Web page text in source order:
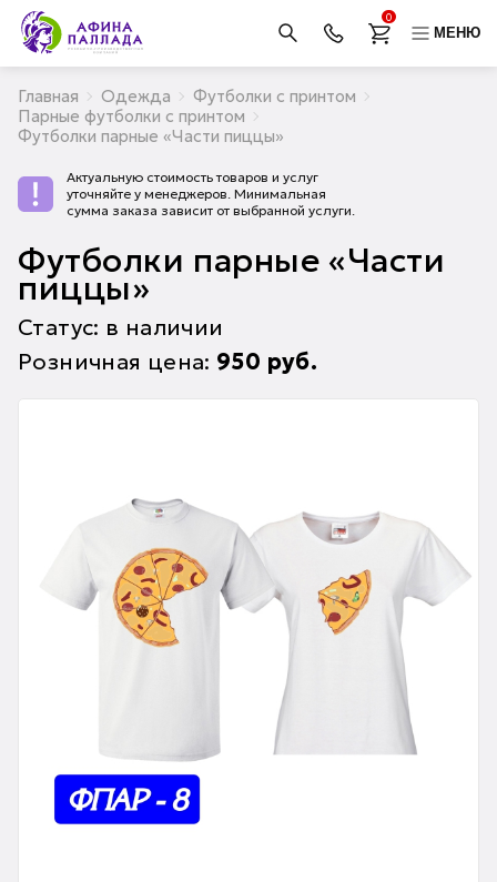
0
МЕНЮ
Главная Одежда
Футболки с принтом
Парные футболки с принтом
Футболки парные «Части пиццы»
Актуальную стоимость товаров и услуг
уточняйте у менеджеров. Минимальная
сумма заказа зависит от выбранной услуги.
Футболки парные «Части
пиццы»
Статус: в наличии
Розничная цена: 950 руб.